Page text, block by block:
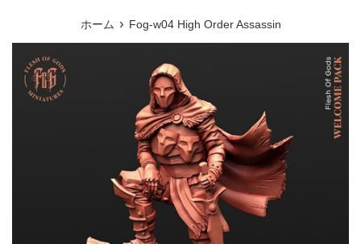
ー
ホーム › Fog-w04 High Order Assassin